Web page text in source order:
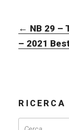
← NB 29 –
– 2021
RICERCA